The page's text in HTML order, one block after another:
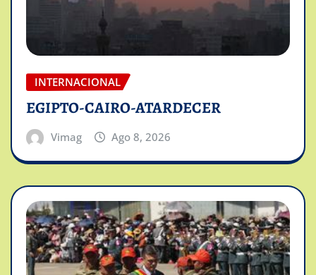
INTERNACIONAL
EGIPTO-CAIRO-ATARDECER
Vimag Ago 8, 2026